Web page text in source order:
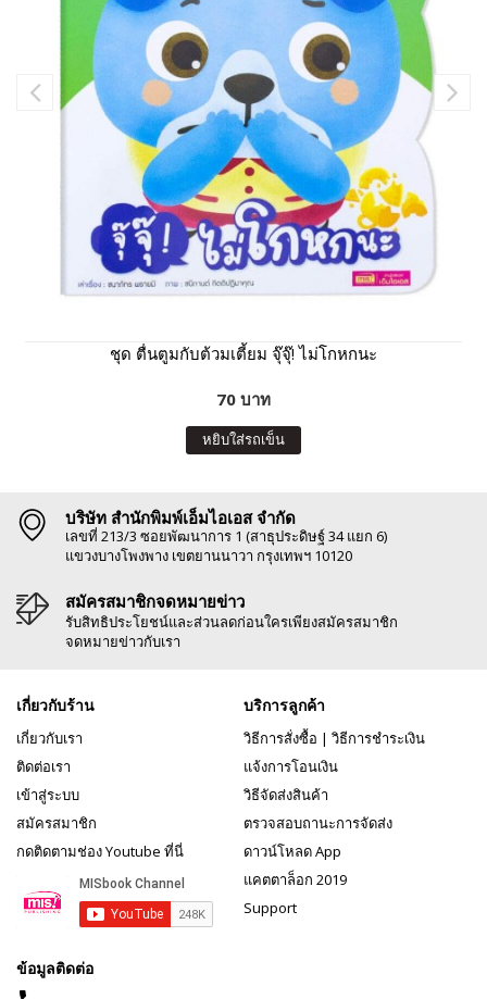
ชุด ตื่นตูมกับต้วมเตี้ยม จุ๊จุ๊! ไม่โกหกนะ
70 บาท
หยิบใส่รถเข็น
บริษัท สำนักพิมพ์เอ็มไอเอส จำกัด
เลขที่ 213/3 ซอยพัฒนาการ 1 (สาธุประดิษฐ์ 34 แยก 6)
แขวงบางโพงพาง เขตยานนาวา กรุงเทพฯ 10120
สมัครสมาชิกจดหมายข่าว
รับสิทธิประโยชน์และส่วนลดก่อนใครเพียงสมัครสมาชิก
จดหมายข่าวกับเรา
เกี่ยวกับร้าน
เกี่ยวกับเรา
ติดต่อเรา
เข้าสู่ระบบ
สมัครสมาชิก
กดติดตามช่อง Youtube ที่นี่
บริการลูกค้า
วิธีการสั่งซื้อ | วิธีการชำระเงิน
แจ้งการโอนเงิน
วิธีจัดส่งสินค้า
ตรวจสอบถานะการจัดส่ง
ดาวน์โหลด App
แคตตาล็อก 2019
Support
ข้อมูลติดต่อ